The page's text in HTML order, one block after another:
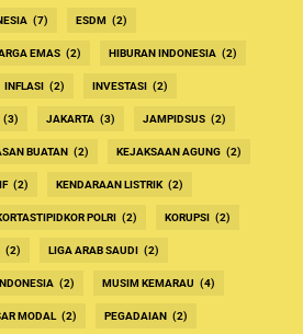
(7) ESDM (2)
EMAS (2) HIBURAN INDONESIA (2)
INFLASI (2) INVESTASI (2)
(3) JAKARTA (3) JAMPIDSUS (2)
BUATAN (2) KEJAKSAAN AGUNG (2)
(2) KENDARAAN LISTRIK (2)
POLRI (2) KORUPSI (2)
(2) LIGA ARAB SAUDI (2)
(2) MUSIM KEMARAU (4)
MODAL (2) PEGADAIAN (2)